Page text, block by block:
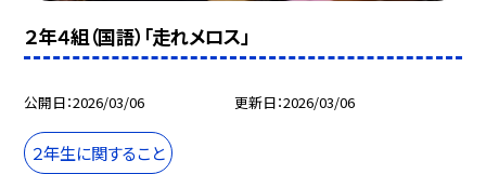
２年４組（国語）「走れメロス」
公開日 2026/03/06 更新日 2026/03/06
２年生に関すること